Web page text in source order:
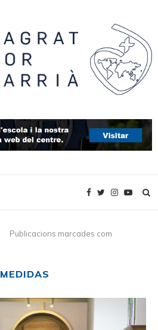
Publicacions marcades com
MEDIDAS